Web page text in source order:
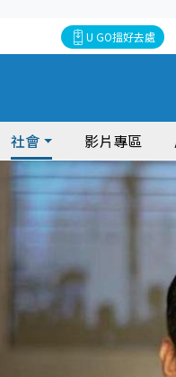
U GO搵好去處
社會 影片專區